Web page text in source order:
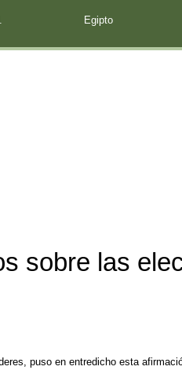
sobre las
puso en entredicho esta
Egipto